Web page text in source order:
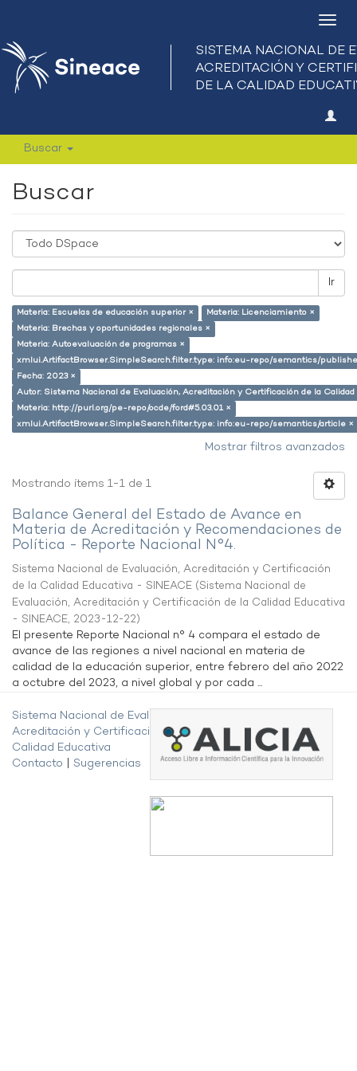
Buscar
Buscar
Ir
Materia: Escuelas de educación superior ×
Materia: Licenciamiento ×
Materia: Brechas y oportunidades regionales ×
Materia: Autoevaluación de programas ×
xmlui.ArtifactBrowser.SimpleSearch.filter.type: info:eu-repo/semantics/
Fecha: 2023 ×
Autor: Sistema Nacional de Evaluación, Acreditación y Certificación de la
Materia: http://purl.org/pe-repo/ocde/ford#5.03.01 ×
xmlui.ArtifactBrowser.SimpleSearch.filter.type: info:eu-repo/semantics/article ×
Mostrar filtros avanzados
Mostrando ítems 1-1 de 1
Balance General del Estado de Avance en
Materia de Acreditación y Recomendaciones de
Política - Reporte Nacional N°4.
Sistema Nacional de Evaluación, Acreditación y Certificación
de la Calidad Educativa - SINEACE (Sistema Nacional de
Evaluación, Acreditación y Certificación de la Calidad Educativa
- SINEACE, 2023-12-22)
El presente Reporte Nacional n° 4 compara el estado de
avance de las regiones a nivel nacional en materia de
calidad de la educación superior, entre febrero del año 2022
a octubre del 2023, a nivel global y por cada ...
Sistema Nacional de Evaluación,
Acreditación y Certificación de la
Calidad Educativa
Contacto
Sugerencias